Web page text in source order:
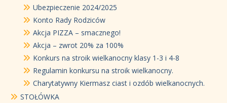
Ubezpieczenie 2024/2025
Konto Rady Rodziców
Akcja PIZZA – smacznego!
Akcja – zwrot 20% za 100%
Konkurs na stroik wielkanocny klasy 1-3 i 4-8
Regulamin konkursu na stroik wielkanocny.
Charytatywny Kiermasz ciast i ozdób wielkanocnych.
STOŁÓWKA